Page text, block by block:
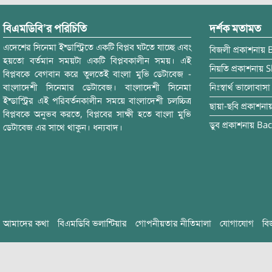
বিএমডিবি’র পরিচিতি
এদেশের সিনেমা ইন্ডাস্ট্রিতে একটি বিপ্লব ঘটতে যাচ্ছে এবং
হয়তো বর্তমান সময়টা একটি বিপ্লবকালীন সময়। এই
বিপ্লবকে বেগবান করে তুলতেই বাংলা মুভি ডেটাবেজ -
বাংলাদেশী সিনেমার ডেটাবেজ। বাংলাদেশী সিনেমা
ইন্ডাস্ট্রির এই পরিবর্তনকালীন সময়ে বাংলাদেশী চলচ্চিত্র
বিপ্লবকে অনুভব করতে, বিপ্লবের সাক্ষী হতে বাংলা মুভি
ডেটাবেজ এর সাথে থাকুন। ধন্যবাদ।
দর্শক মতামত
বিজলী প্রকাশনায়
নিয়তি প্রকাশনায়
নিঃস্বার্থ ভালোবাসা
ছায়া-ছবি
ডুব প্রকাশনায়
আমাদের কথা বিএমডিবি ভলান্টিয়ার গোপনীয়তার নীতিমালা যোগাযোগ